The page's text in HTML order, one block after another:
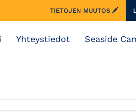
TIETOJEN MUUTOS
Yhteystiedot Seaside